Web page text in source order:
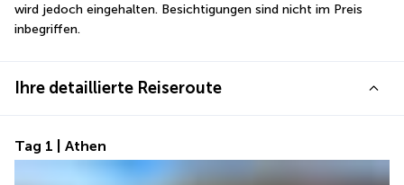
wird jedoch eingehalten. Besichtigungen sind nicht im Preis
inbegriffen.
Ihre detaillierte Reiseroute
Tag 1 | Athen